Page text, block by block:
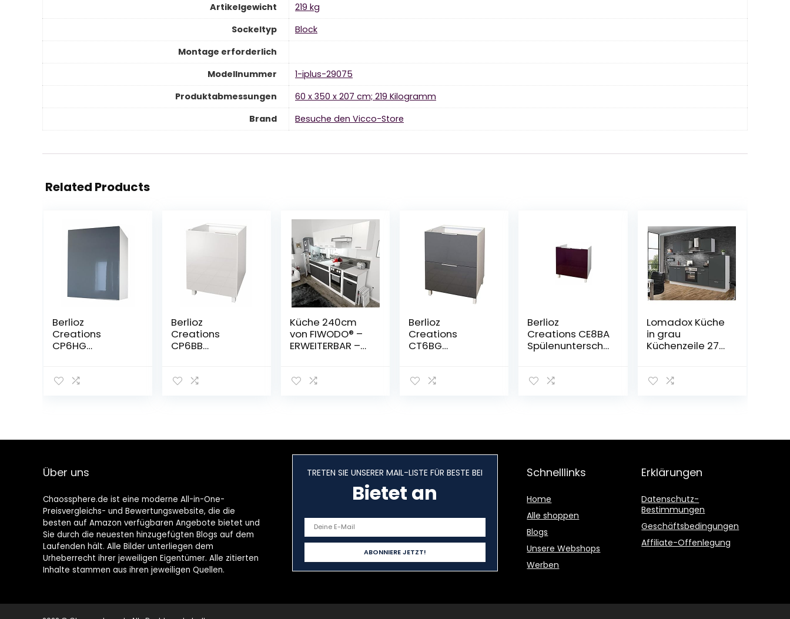
Artikelgewicht
‎219 kg
Sockeltyp
‎Block
Montage erforderlich
Modellnummer
‎1-ïplus-29075
Produktabmessungen
‎60 x 350 x 207 cm; 219 Kilogramm
Brand
Besuche den Vicco-Store
Related Products
Berlioz
Creations
CP6HG
1 Tür in grauem
Herstellung
Berlioz
Creations
CP6BB
in weißem
Herstellung
Küche 240cm
von FIWODO® –
ERWEITERBAR –
Einbauküche
GRAU/Weiss)
Berlioz
Creations
CT6BG
2 Schubladen, in
französische
Herstellung
Berlioz
Creations CE8BA
Spülenunterschr
nem Hochglanz,
Lomadox Küche
in grau
Küchenzeile 270
Singleküche mit
Über uns
Chaossphere.de ist eine moderne All-in-One-
Preisvergleichs- und Bewertungswebsite, die die
besten auf Amazon verfügbaren Angebote bietet und
Sie durch die neuesten hinzugefügten Blogs auf dem
Laufenden hält. Alle Bilder unterliegen dem
Urheberrecht ihrer jeweiligen Eigentümer. Alle zitierten
Inhalte stammen aus ihren jeweiligen Quellen.
TRETEN SIE UNSERER MAIL-LISTE FÜR BESTE BEI
Bietet an
Schnelllinks
Home
Alle shoppen
Blogs
Unsere Webshops
Werben
Erklärungen
Datenschutz-
Bestimmungen
Geschäftsbedingungen
Affiliate-Offenlegung